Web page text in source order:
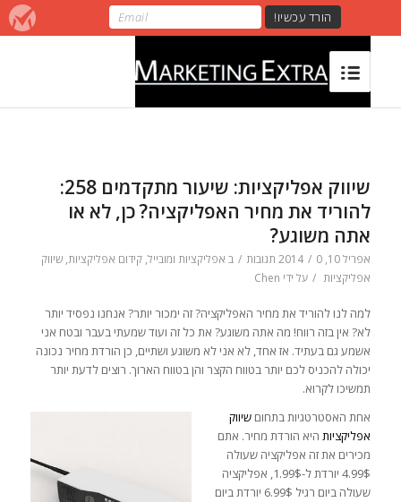
שיווק אפליקציות: שיעור מתקדמים 258:
להוריד את מחיר האפליקציה? כן, לא או
אתה משוגע?
אפריל 10, 2014 / 0 תגובות / ב אפליקציות ומובייל, קידום אפליקציות, שיווק
אפליקציות / על ידי Chen
למה לנו להוריד את מחיר האפליקציה? זה ימכור יותר? אנחנו נפסיד יותר
לא? אין בזה רווח! מה אתה משוגע? את כל זה ועוד שמעתי בעבר ובטח אני
אשמע גם בעתיד. אז אחד, לא אני לא משוגע ושתיים, כן הורדת מחיר נכונה
יכולה להכניס לכם יותר בטווח הקצר והן בטווח הארוך. רוצים לדעת יותר
תמשיכו לקרוא.
אחת האסטרטגיות בתחום שיווק
אפליקציותהיא הורדת מחיר. אתם
מכירים את זה אפליקציה שעולה
4.99$ יורדת ל-1.99$, אפליקציה
שעולה ביום רגיל 6.99$ יורדת ביום